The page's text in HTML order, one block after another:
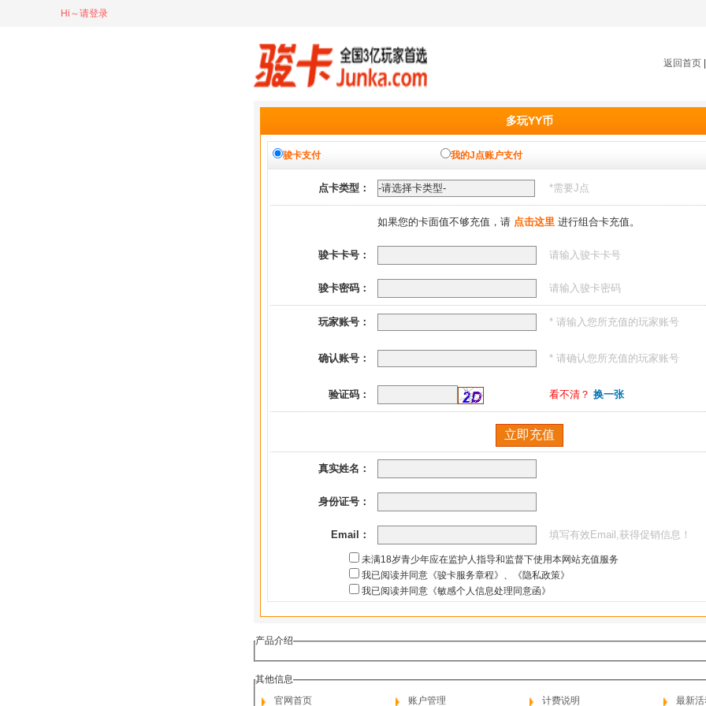
Hi～请登录
返回首页
多玩YY币
骏卡支付 我的J点账户支付
点卡类型： *需要J点
如果您的卡面值不够充值，请 点击这里 进行组合卡充值。
骏卡卡号： 请输入骏卡卡号
骏卡密码： 请输入骏卡密码
玩家账号： * 请输入您所充值的玩家账号
确认账号： * 请确认您所充值的玩家账号
验证码： 看不清？ 换一张
真实姓名：
身份证号：
Email： 填写有效Email,获得促销信息！
未满18岁青少年应在监护人指导和监督下使用本网站充值服务
我已阅读并同意《骏卡服务章程》 、
《隐私政策》
我已阅读并同意《敏感个人信息处理同意函》
产品介绍
其他信息
官网首页
账户管理 计费说明 最新